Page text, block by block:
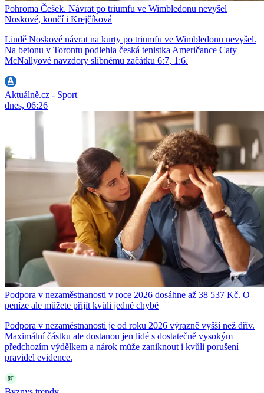
Pohroma Češek. Návrat po triumfu ve Wimbledonu nevyšel
Noskové, končí i Krejčíková
Lindě Noskové návrat na kurty po triumfu ve Wimbledonu nevyšel.
Na betonu v Torontu podlehla česká tenistka Američance Caty
McNallyové navzdory slibnému začátku 6:7, 1:6.
Aktuálně.cz - Sport
dnes, 06:26
Podpora v nezaměstnanosti v roce 2026 dosáhne až 38 537 Kč. O
peníze ale můžete přijít kvůli jedné chybě
Podpora v nezaměstnanosti je od roku 2026 výrazně vyšší než dřív.
Maximální částku ale dostanou jen lidé s dostatečně vysokým
předchozím výdělkem a nárok může zaniknout i kvůli porušení
pravidel evidence.